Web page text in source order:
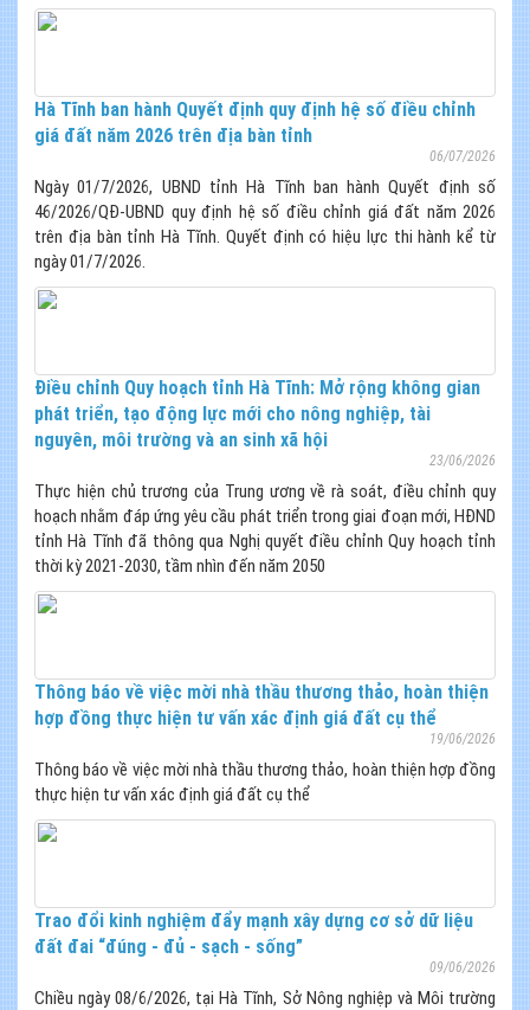
Hà Tĩnh ban hành Quyết định quy định hệ số điều chỉnh
giá đất năm 2026 trên địa bàn tỉnh
06/07/2026
Ngày 01/7/2026, UBND tỉnh Hà Tĩnh ban hành Quyết định số
46/2026/QĐ-UBND quy định hệ số điều chỉnh giá đất năm 2026
trên địa bàn tỉnh Hà Tĩnh. Quyết định có hiệu lực thi hành kể từ
ngày 01/7/2026.
Điều chỉnh Quy hoạch tỉnh Hà Tĩnh: Mở rộng không gian
phát triển, tạo động lực mới cho nông nghiệp, tài
nguyên, môi trường và an sinh xã hội
23/06/2026
Thực hiện chủ trương của Trung ương về rà soát, điều chỉnh quy
hoạch nhằm đáp ứng yêu cầu phát triển trong giai đoạn mới, HĐND
tỉnh Hà Tĩnh đã thông qua Nghị quyết điều chỉnh Quy hoạch tỉnh
thời kỳ 2021-2030, tầm nhìn đến năm 2050
Thông báo về việc mời nhà thầu thương thảo, hoàn thiện
hợp đồng thực hiện tư vấn xác định giá đất cụ thể
19/06/2026
Thông báo về việc mời nhà thầu thương thảo, hoàn thiện hợp đồng
thực hiện tư vấn xác định giá đất cụ thể
Trao đổi kinh nghiệm đẩy mạnh xây dựng cơ sở dữ liệu
đất đai “đúng - đủ - sạch - sống”
09/06/2026
Chiều ngày 08/6/2026, tại Hà Tĩnh, Sở Nông nghiệp và Môi trường